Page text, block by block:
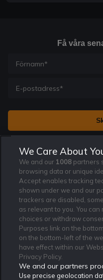
Få våra
Jag vill få nyhetsbrev från
och villkor gäller. *
Affiliate Modell
Om Rekatochklart
Kontakta oss
Redaktionen
F.A.Q
We Care About
We and our 1008 partners
browsing data or unique
Accept enables tracking
shown under we and our
trackers are disabled,
as relevant to you. You
choices or withdraw
Purposes link on the
on the bottom-left of the
have effect within our
Privacy Policy.
We and our partners
Use precise geolocation